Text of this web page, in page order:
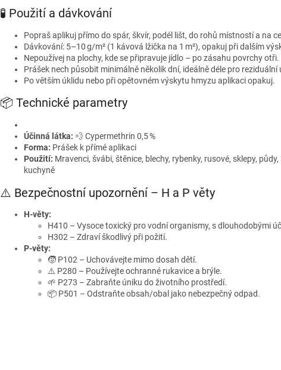
🧪 Použití a dávkování
Popraš aplikuj přímo do spár, škvír, podél lišt, do rohů místností a na
Dávkování: 5–10 g/m² (1 kávová lžička na 1 m²), opakuj při dalším
Nepoužívej na plochy, kde se připravuje jídlo – po zásahu povrchy otři.
Prášek nech působit minimálně několik dní, ideálně déle pro reziduální
Po větším úklidu nebo při opětovném výskytu hmyzu aplikaci opakuj.
📦 Technické parametry
Účinná látka: 💨 Cypermethrin 0,5 %
Forma: Prášek k přímé aplikaci
Použití: Mravenci, švábi, štěnice, blechy, rybenky, rusové, sklepy, půdy,
kuchyně
⚠️ Bezpečnostní upozornění – H a P věty
H‑věty:
H410 – Vysoce toxický pro vodní organismy, s dlouhodobými
H302 – Zdraví škodlivý při požití.
P‑věty:
🧒 P102 – Uchovávejte mimo dosah dětí.
⚠️ P280 – Používejte ochranné rukavice a brýle.
🌱 P273 – Zabraňte úniku do životního prostředí.
📦 P501 – Odstraňte obsah/obal jako nebezpečný odpad.